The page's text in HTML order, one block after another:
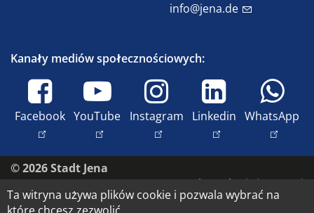
info@jena.de
Kanały mediów społecznościowych:
Facebook YouTube Instagram Linkedin WhatsApp
© 2026 Stadt Jena
Skontaktuj się z nami
Dostępność
Ta witryna używa plików cookie i pozwala wybrać na